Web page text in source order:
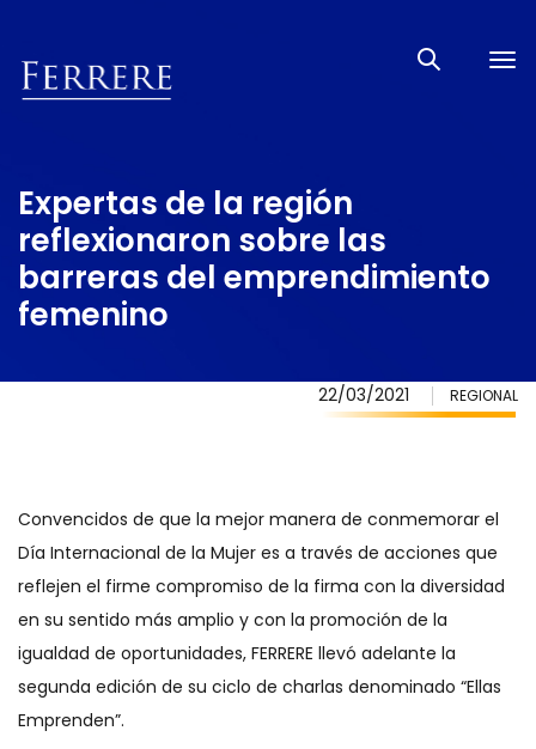
Expertas de la región
reflexionaron sobre las
barreras del emprendimiento
femenino
22/03/2021 REGIONAL
Convencidos de que la mejor manera de conmemorar el
Día Internacional de la Mujer es a través de acciones que
reflejen el firme compromiso de la firma con la diversidad
en su sentido más amplio y con la promoción de la
igualdad de oportunidades, FERRERE llevó adelante la
segunda edición de su ciclo de charlas denominado “Ellas
Emprenden”.